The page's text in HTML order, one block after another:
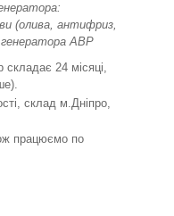
(олива, антифриз,
АВР
складає 24 місяці,
склад м.Дніпро,
працюємо по